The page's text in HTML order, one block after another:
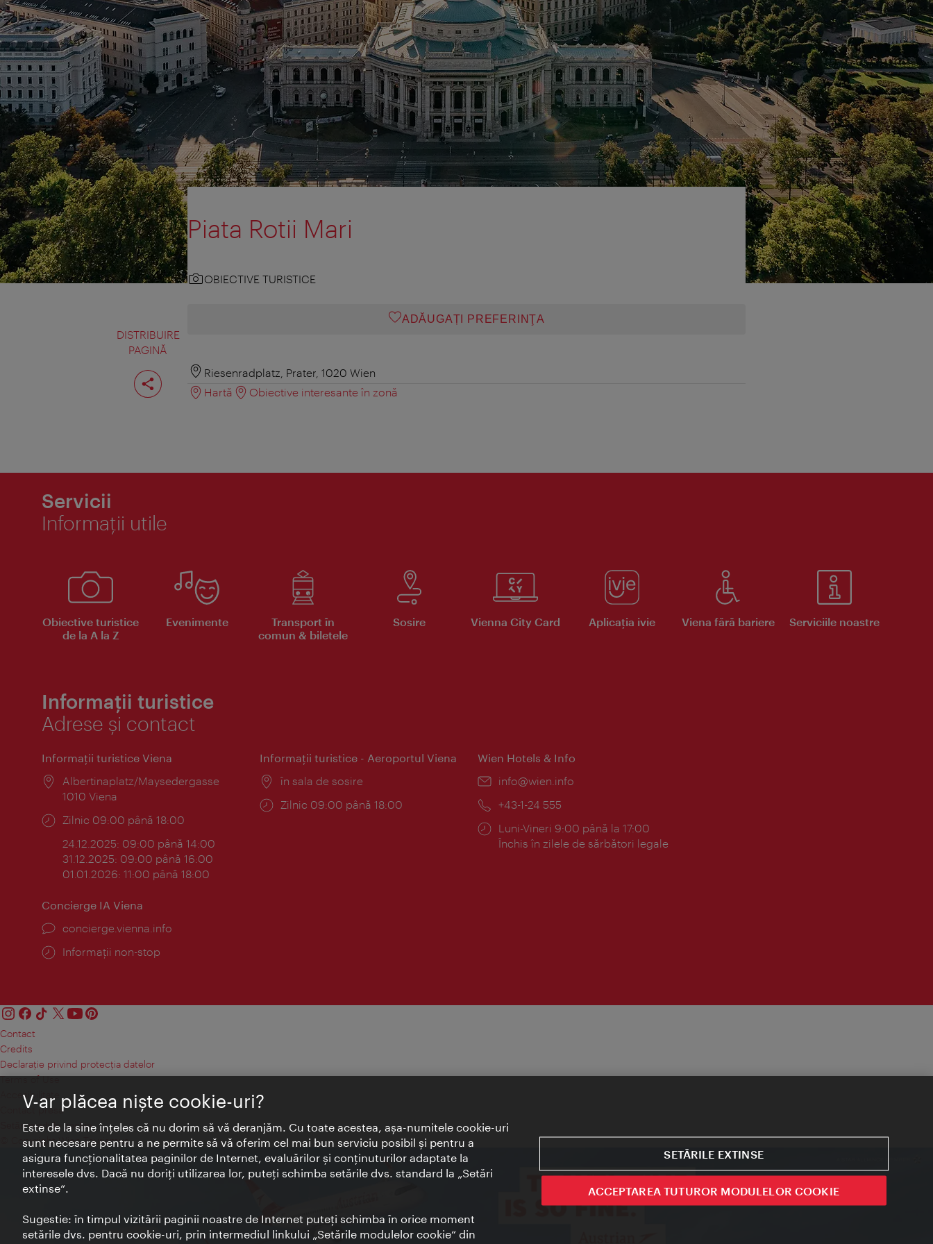
DISTRIBUIRE
PAGINĂ
Distribuiţi
pagina
Piata Rotii Mari
OBIECTIVE TURISTICE
ADĂUGAȚI PREFERINŢA
Riesenradplatz, Prater, 1020 Wien
Hartă
Obiective interesante în zonă
Servicii
Informaţii utile
Obiective turistice
de la A la Z
Evenimente
Transport în
comun & biletele
Sosire Vienna City Card Aplicaţia ivie Viena fără bariere Serviciile noastre
Informații turistice
Adrese și contact
Informaţii turistice Viena
Locul:
Albertinaplatz/Maysedergasse
1010 Viena
Program:
Zilnic 09:00 până 18:00
24.12.2025: 09:00 până 14:00
31.12.2025: 09:00 până 16:00
01.01.2026: 11:00 până 18:00
Informaţii turistice - Aeroportul Viena
Locul:
în sala de sosire
Program:
Zilnic 09:00 până 18:00
Wien Hotels & Info
E-
info@wien.info
Telefon:
+43-1-24 555
Program:
Luni-Vineri 9:00 până la 17:00
Închis în zilele de sărbători legale
Concierge IA Viena
concierge.vienna.info
Informații non-stop
Contact
Credits
Declaraţie privind protecţia datelor
Terms of Use
Accesibilitate
Contact presa
Setări module cookie
© Copyright Wien Tourismus
V-ar plăcea nişte cookie-uri?
Este de la sine înţeles că nu dorim să vă deranjăm. Cu toate acestea, aşa-numitele cookie-uri
sunt necesare pentru a ne permite să vă oferim cel mai bun serviciu posibil şi pentru a
asigura funcţionalitatea paginilor de Internet, evaluărilor şi conţinuturilor adaptate la
interesele dvs. Dacă nu doriţi utilizarea lor, puteţi schimba setările dvs. standard la „Setări
extinse“.
Sugestie: în timpul vizitării paginii noastre de Internet puteţi schimba în orice moment
setările dvs. pentru cookie-uri, prin intermediul linkului „Setările modulelor cookie“ din
SETĂRILE EXTINSE
ACCEPTAREA TUTUROR MODULELOR COOKIE